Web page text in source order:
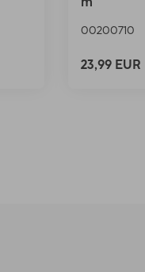
00200710
23,99 EUR